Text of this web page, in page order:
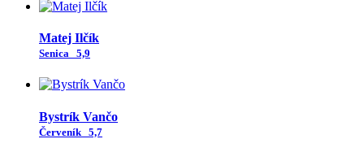
Matej Ilčík
Senica 5,9
Bystrík Vančo
Červeník 5,7